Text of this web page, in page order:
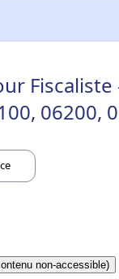
Fiscaliste
06200,
non-accessible)